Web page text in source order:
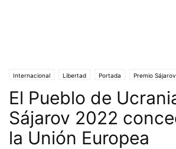
Internacional Libertad Portada Premio
Ucrania Unión Europea
El Pueblo de
Sájarov 2022
la Unión Europea